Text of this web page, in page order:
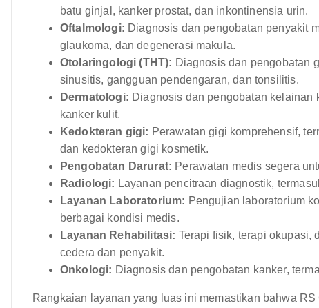
batu ginjal, kanker prostat, dan inkontinensia urin.
Oftalmologi: Diagnosis dan pengobatan penyakit
glaukoma, dan degenerasi makula.
Otolaringologi (THT): Diagnosis dan pengobatan
sinusitis, gangguan pendengaran, dan tonsilitis.
Dermatologi: Diagnosis dan pengobatan kelainan
kanker kulit.
Kedokteran gigi: Perawatan gigi komprehensif,
dan kedokteran gigi kosmetik.
Pengobatan Darurat: Perawatan medis segera
Radiologi: Layanan pencitraan diagnostik,
Layanan Laboratorium: Pengujian laboratorium
berbagai kondisi medis.
Layanan Rehabilitasi: Terapi fisik, terapi okupasi,
cedera dan penyakit.
Onkologi: Diagnosis dan pengobatan kanker,
Rangkaian layanan yang luas ini memastikan bahwa